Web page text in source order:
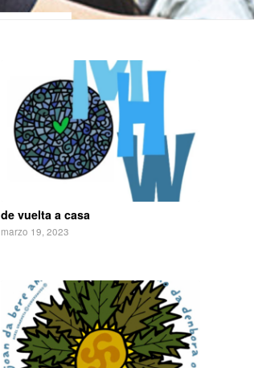
de vuelta a casa
marzo 19, 2023